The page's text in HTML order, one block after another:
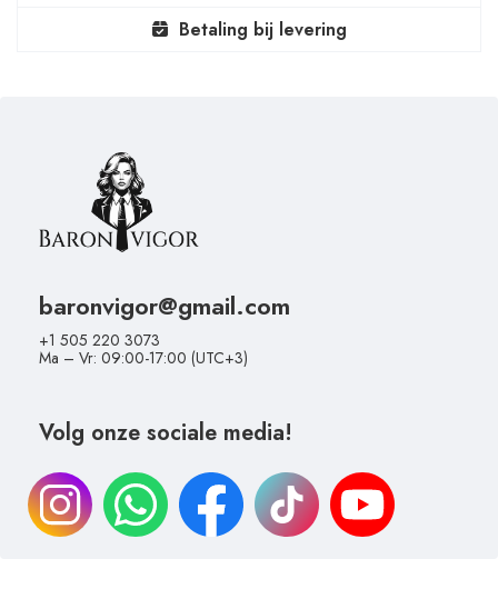
Betaling bij levering
baronvigor@gmail.com
+1 505 220 3073
Ma – Vr: 09:00-17:00 (UTC+3)
Volg onze sociale media!